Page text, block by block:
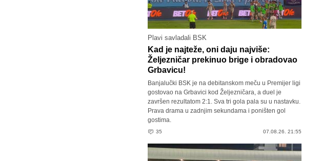
Plavi savladali BSK
Kad je najteže, oni daju najviše:
Željezničar prekinuo brige i obradovao
Grbavicu!
Banjalučki BSK je na debitanskom meču u Premijer ligi
gostovao na Grbavici kod Željezničara, a duel je
završen rezultatom 2:1. Sva tri gola pala su u nastavku.
Prava drama u zadnjim sekundama i poništen gol
gostima.
35 07.08.26. 21:55